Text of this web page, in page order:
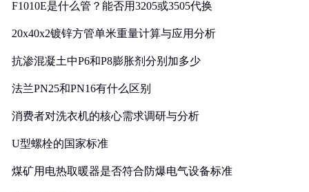
F1010E是什么管？能否用3205或3505代换
20x40x2镀锌方管单米重量计算与应用分析
抗渗混凝土中P6和P8膨胀剂分别加多少
法兰PN25和PN16有什么区别
消费者对洗衣机的核心需求调研与分析
U型螺栓的国家标准
煤矿用电热取暖器是否符合防爆电气设备标准